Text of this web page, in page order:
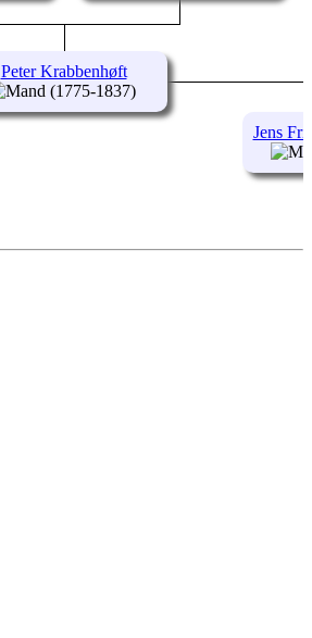
Peter Krabbenhøft
(1775-1837)
Jens